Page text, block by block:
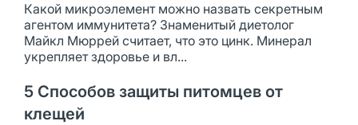
Какой микроэлемент можно назвать секретным
агентом иммунитета? Знаменитый диетолог
Майкл Мюррей считает, что это цинк. Минерал
укрепляет здоровье и вл...
5 Способов защиты питомцев от
клещей